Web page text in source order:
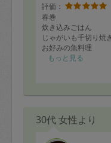
評価：
春巻
炊き込みごはん
じゃがいも千切り焼き
お好みの魚料理
牛のスープ煮
を中心に、ある食材
今回も美味しく、今
もっと見る
30代 女性より